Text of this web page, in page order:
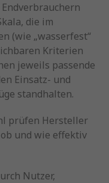
die im
(wie „wasserfest“
Kriterien
jeweils passende
Einsatz- und
standhalten.
prüfen Hersteller
und wie effektiv
Nutzer,